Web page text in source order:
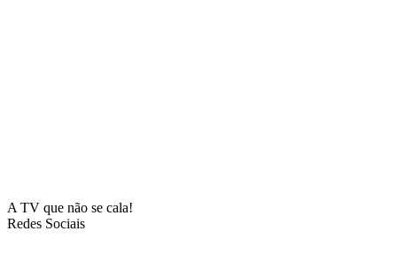
A TV que não se cala!
Redes Sociais